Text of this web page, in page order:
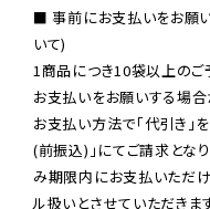
■ 事前にお支払いをお願
いて)
1商品につき10袋以上のご
お支払いをお願いする場合
お支払い方法で「代引き」
(前振込)」にてご請求とな
み期限内にお支払いただ
ル扱いとさせていただきます